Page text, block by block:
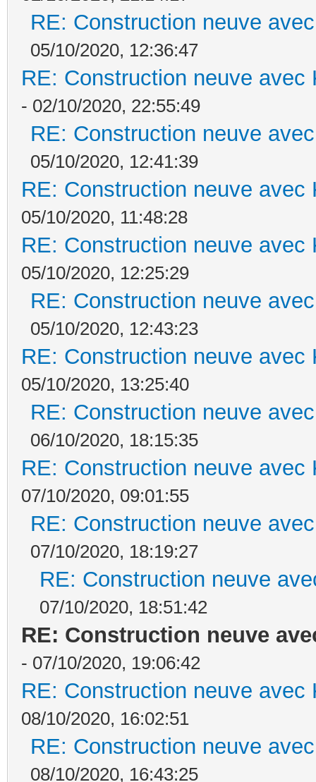
RE: Construction neuve
05/10/2020, 12:36:47
RE: Construction neuve avec
- 02/10/2020, 22:55:49
RE: Construction neuve
05/10/2020, 12:41:39
RE: Construction neuve avec
05/10/2020, 11:48:28
RE: Construction neuve avec
05/10/2020, 12:25:29
RE: Construction neuve
05/10/2020, 12:43:23
RE: Construction neuve avec
05/10/2020, 13:25:40
RE: Construction neuve
06/10/2020, 18:15:35
RE: Construction neuve avec
07/10/2020, 09:01:55
RE: Construction neuve
07/10/2020, 18:19:27
RE: Construction neuve
07/10/2020, 18:51:42
RE: Construction neuve
- 07/10/2020, 19:06:42
RE: Construction neuve avec
08/10/2020, 16:02:51
RE: Construction neuve
08/10/2020, 16:43:25